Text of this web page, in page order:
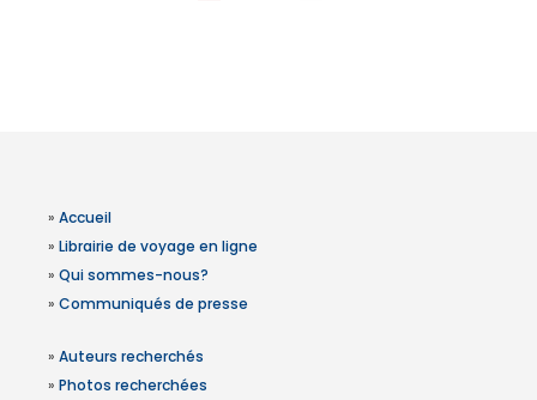
» Accueil
» Librairie de voyage en ligne
» Qui sommes-nous?
» Communiqués de presse
» Auteurs recherchés
» Photos recherchées